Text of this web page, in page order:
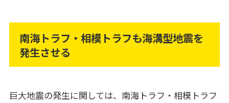
南海トラフ・相模トラフも海溝型地震を
発生させる
巨大地震の発生に関しては、南海トラフ・相模トラフ